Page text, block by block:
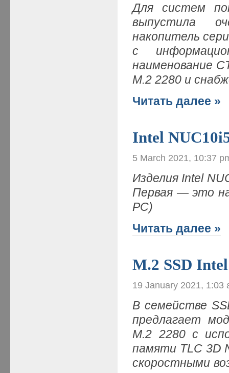
Для систем
выпустила
накопитель
с
наименование
M.2 2280 и
Читать далее »
Intel
5 March 2021, 10:37
Изделия Intel
Первая — это
PC)
Читать далее »
M.2 SSD
19 January 2021, 1:03
В семействе
предлагает
M.2 2280 с
памяти TLC 3D
скоростными